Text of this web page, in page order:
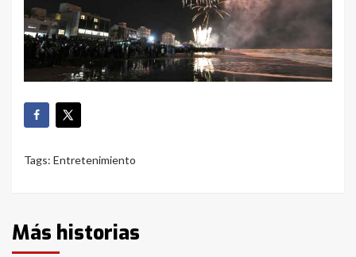
Tags: Entretenimiento
Más historias